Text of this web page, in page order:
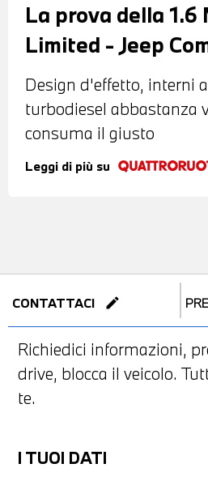
La prova della 1.6
Limited - Jeep
Design d'effetto, interni
turbodiesel abbastanza
consuma il giusto
Leggi di più su
CONTATTACI edit
Richiedici informazioni,
drive, blocca il veicolo.
te.
I TUOI DATI